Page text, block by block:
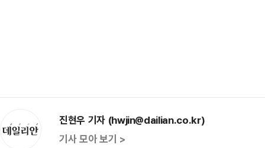
진현우 기자 (hwjin@dailian.co.kr)
기사 모아 보기 >